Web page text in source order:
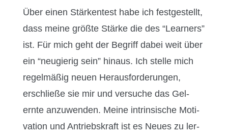
Über einen Stärken­test habe ich fest­gestellt,
dass meine größte Stärke die des “Learn­ers”
ist. Für mich geht der Begriff dabei weit über
ein “neugierig sein” hin­aus. Ich stelle mich
regelmäßig neuen Her­aus­forderun­gen,
erschließe sie mir und ver­suche das Gel­
ernte anzuwen­den. Meine intrin­sis­che Moti­
va­tion und Antrieb­skraft ist es Neues zu ler­